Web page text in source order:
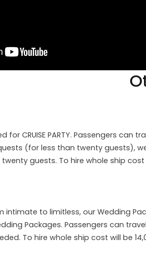
for CRUISE PARTY. Passengers
(for less than twenty guests),
guests. To hire whole ship cost
intimate to limitless, our Wedding
Packages. Passengers can
To hire whole ship cost will be